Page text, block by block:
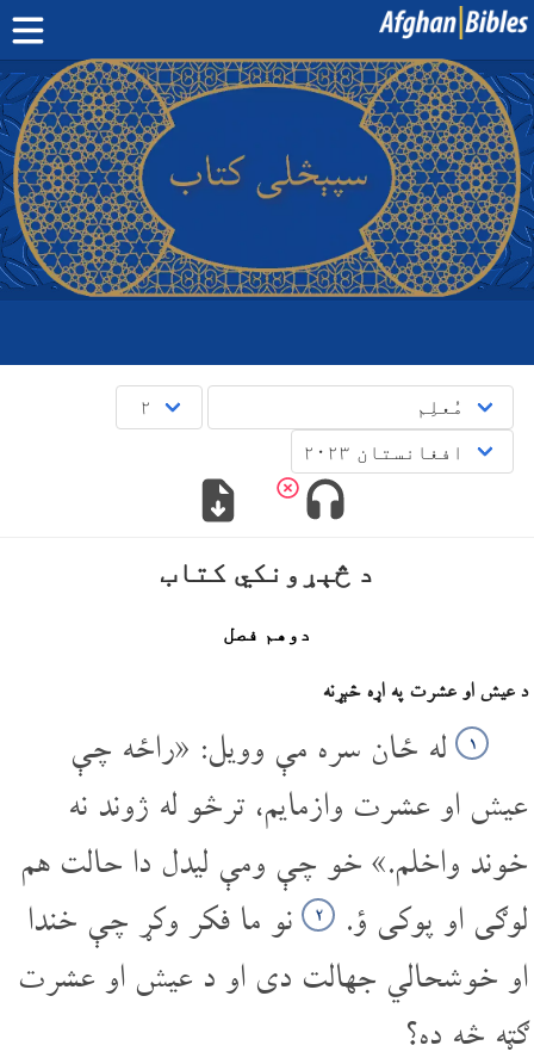
کور پاڼه
سپیڅلی کتاب په دري ژبه
سپیڅلی کتاب په پښتو ژبه
نور: بلوچی ·
د مبایل اپلېکېشنونو
پوښتنې
د څېړونکي کتاب
دوهم فصل
د عیش او عشرت په اړه څېړنه
۱ له ځان سره مې وویل: «راځه چې
عیش او عشرت وازمایم، ترڅو له ژوند نه
خوند واخلم.» خو چې ومې لیدل دا حالت هم
لوګی او پوکی ؤ.
۲ نو ما فکر وکړ چې خندا
او خوشحالي جهالت دی او د عیش او عشرت
ګټه څه ده؟